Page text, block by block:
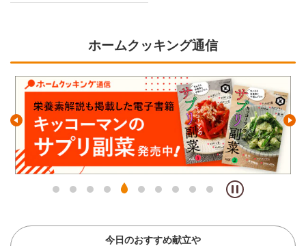
ホームクッキング通信
今日のおすすめ献立や